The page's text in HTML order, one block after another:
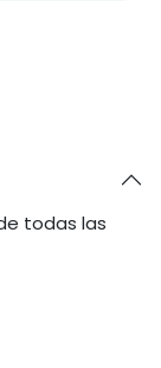
todas las